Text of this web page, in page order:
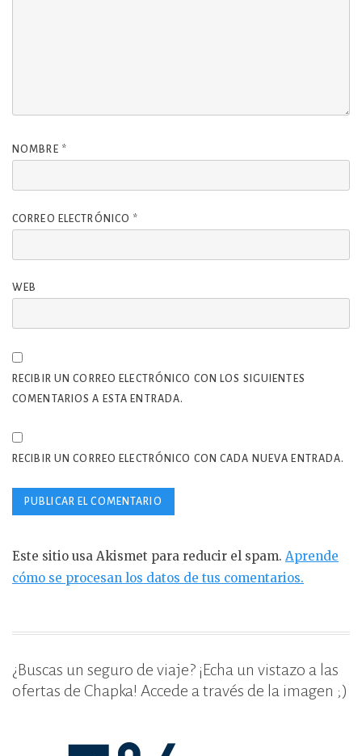
NOMBRE *
CORREO ELECTRÓNICO *
WEB
RECIBIR UN CORREO ELECTRÓNICO CON LOS SIGUIENTES
COMENTARIOS A ESTA ENTRADA.
RECIBIR UN CORREO ELECTRÓNICO CON CADA NUEVA ENTRADA.
Este sitio usa Akismet para reducir el spam. Aprende
cómo se procesan los datos de tus comentarios.
¿Buscas un seguro de viaje? ¡Echa un vistazo a las
ofertas de Chapka! Accede a través de la imagen ;)